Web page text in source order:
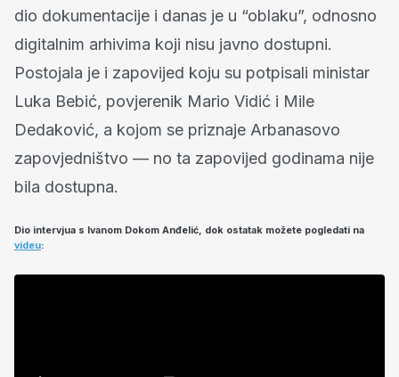
dio dokumentacije i danas je u “oblaku”, odnosno
digitalnim arhivima koji nisu javno dostupni.
Postojala je i zapovijed koju su potpisali ministar
Luka Bebić, povjerenik Mario Vidić i Mile
Dedaković, a kojom se priznaje Arbanasovo
zapovjedništvo — no ta zapovijed godinama nije
bila dostupna.
Dio intervjua s Ivanom Dokom Anđelić, dok ostatak možete pogledati na
videu: